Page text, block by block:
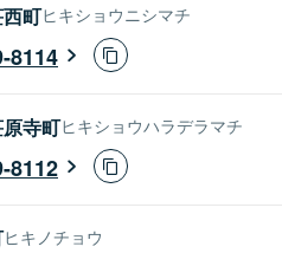
町ヒキショウニシマチ
8114
寺町ヒキショウハラデラマチ
8112
ヒキノチョウ